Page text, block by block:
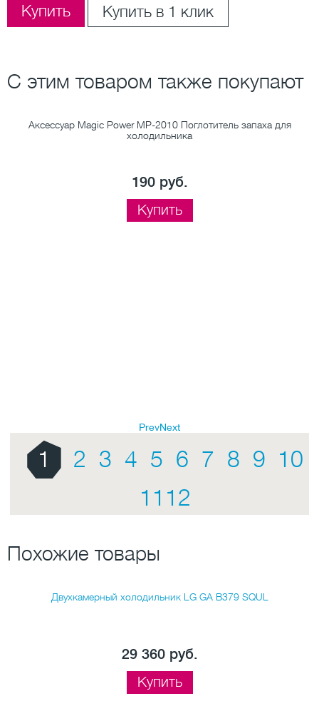
Купить Купить в 1 клик
С этим товаром также покупают
Аксессуар Magic Power MP-2010 Поглотитель запаха для
холодильника
190 руб.
Купить
PrevNext
1 2 3 4 5 6 7 8 9 10
11 12
Похожие товары
Двухкамерный холодильник LG GA B379 SQUL
29 360 руб.
Купить